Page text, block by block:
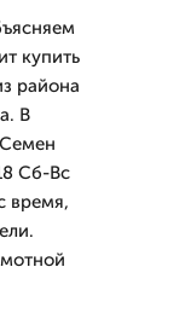
купить
района
В
Сб-Вс
время,